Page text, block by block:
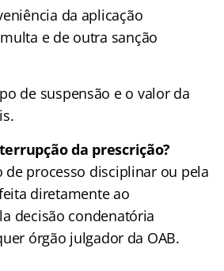
da aplicação
e de outra sanção
de suspensão e o valor da
da prescrição?
de processo disciplinar ou pela
diretamente ao
decisão condenatória
órgão julgador da OAB.